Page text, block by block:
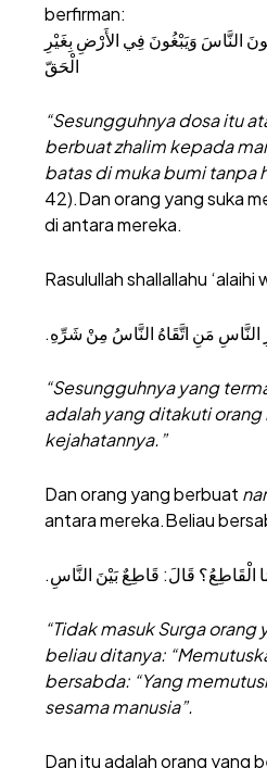
berfirman:
النَّاسَ وَيَبْغُونَ فِي الأَرْضِ بِغَيْرِ
الْحَقّ
“Sesungguhnya dosa itu
berbuat zhalim kepada
batas di muka bumi tanpa
42).Dan orang yang suka
di antara mereka.
Rasulullah shallallahu
مَنِ اتَّقَاهُ النَّاسُ مِنْ شَرِّهِ.
“Sesungguhnya yang
adalah yang ditakuti orang
kejahatannya.”
Dan orang yang berbuat
antara mereka.Beliau
الْقَاطِعُ؟ قَالَ: قَاطِعٌ بَيْنَ النَّاسِ.
“Tidak masuk Surga
beliau ditanya:
bersabda: “Yang
sesama manusia”.
Dan itu adalah orang yang